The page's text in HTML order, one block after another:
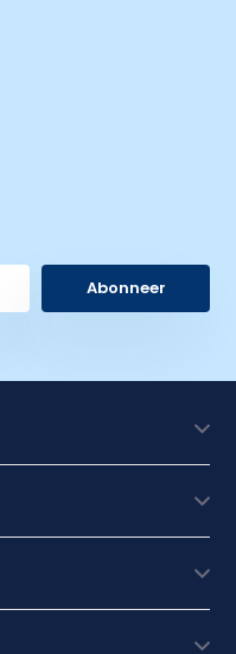
Abonneer